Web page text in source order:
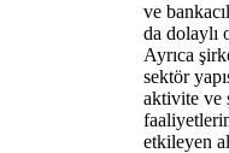
ve
da dolaylı
Ayrıca
sektör
aktivite ve
etkileyen